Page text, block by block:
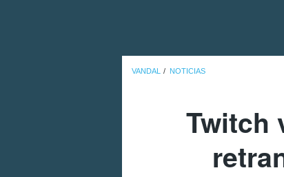
VANDAL NOTICIAS
Twitch